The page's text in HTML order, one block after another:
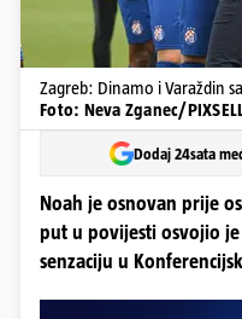
Zagreb: Dinamo i Varaždin
Foto: Neva Zganec/
Dodaj 24sata
Noah je osnovan prije
put u povijesti osvojio
senzaciju u